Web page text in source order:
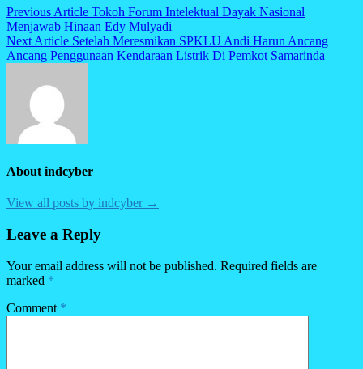
Post
navigation
Previous Article Tokoh Forum Intelektual Dayak Nasional
Menjawab Hinaan Edy Mulyadi
Next Article Setelah Meresmikan SPKLU Andi Harun Ancang
Ancang Penggunaan Kendaraan Listrik Di Pemkot Samarinda
About indcyber
View all posts by indcyber →
Leave a Reply
Your email address will not be published. Required fields are
marked *
Comment *